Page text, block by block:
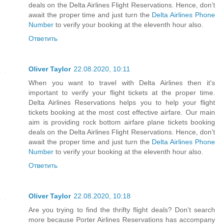
deals on the Delta Airlines Flight Reservations. Hence, don’t
await the proper time and just turn the Delta Airlines Phone
Number to verify your booking at the eleventh hour also.
Ответить
Oliver Taylor 22.08.2020, 10:11
When you want to travel with Delta Airlines then it's
important to verify your flight tickets at the proper time.
Delta Airlines Reservations helps you to help your flight
tickets booking at the most cost effective airfare. Our main
aim is providing rock bottom airfare plane tickets booking
deals on the Delta Airlines Flight Reservations. Hence, don’t
await the proper time and just turn the Delta Airlines Phone
Number to verify your booking at the eleventh hour also.
Ответить
Oliver Taylor 22.08.2020, 10:18
Are you trying to find the thrifty flight deals? Don’t search
more because Porter Airlines Reservations has accompany